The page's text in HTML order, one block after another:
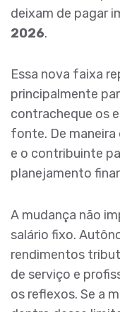
deixam de pagar
2026.
Essa nova faixa
principalmente
contracheque os
fonte. De maneira
e o contribuinte
planejamento
A mudança não
salário fixo.
rendimentos
de serviço e
os reflexos. Se a